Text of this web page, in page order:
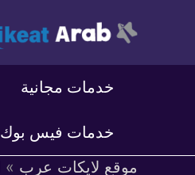
المحتوى
خدمات مجانية
خدمات فيس بوك
موقع لايكات عرب »